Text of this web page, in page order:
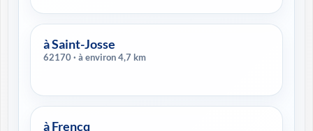
à Saint-Josse
62170 · à environ 4,7 km
à Frencq